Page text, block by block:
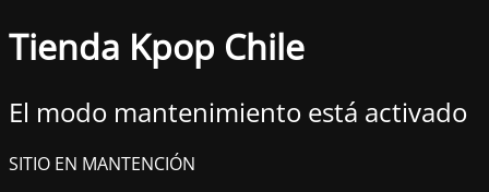
Tienda Kpop Chile
El modo mantenimiento está activado
SITIO EN MANTENCIÓN